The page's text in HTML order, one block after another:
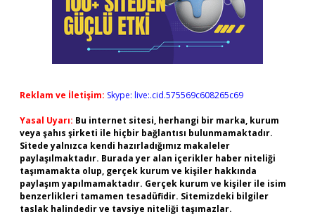
Reklam ve İletişim: Skype: live:.cid.575569c608265c69
Yasal Uyarı: Bu internet sitesi, herhangi bir marka, kurum
veya şahıs şirketi ile hiçbir bağlantısı bulunmamaktadır.
Sitede yalnızca kendi hazırladığımız makaleler
paylaşılmaktadır. Burada yer alan içerikler haber niteliği
taşımamakta olup, gerçek kurum ve kişiler hakkında
paylaşım yapılmamaktadır. Gerçek kurum ve kişiler ile isim
benzerlikleri tamamen tesadüfidir. Sitemizdeki bilgiler
taslak halindedir ve tavsiye niteliği taşımazlar.